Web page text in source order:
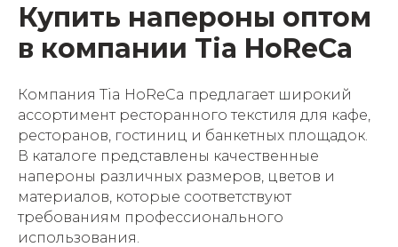
Купить напероны оптом
в компании Tia HoReCa
Компания Tia HoReCa предлагает широкий
ассортимент ресторанного текстиля для кафе,
ресторанов, гостиниц и банкетных площадок.
В каталоге представлены качественные
напероны различных размеров, цветов и
материалов, которые соответствуют
требованиям профессионального
использования.